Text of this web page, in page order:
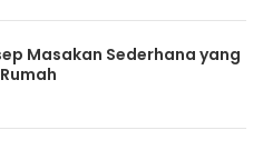
Masakan Sederhana yang